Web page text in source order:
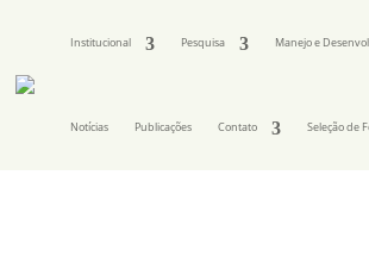
Institucional Pesquisa Manejo e
Notícias Publicações Contato Seleção de